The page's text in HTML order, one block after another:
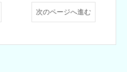
次のページへ進む